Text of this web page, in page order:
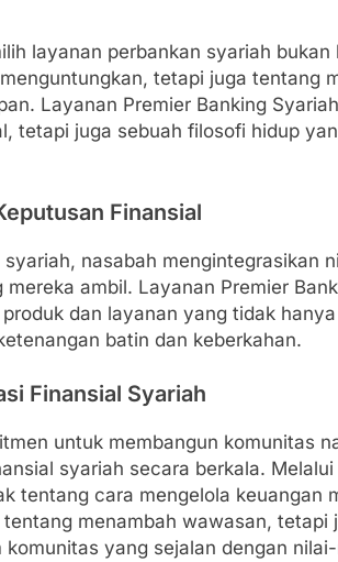
layanan perbankan syariah
tetapi juga tentang
Layanan Premier Banking
tetapi juga sebuah filosofi hidup
Finansial
nasabah mengintegrasikan
ambil. Layanan Premier
dan layanan yang tidak
batin dan keberkahan.
Finansial Syariah
untuk membangun komunitas
syariah secara berkala.
tentang cara mengelola keuangan
menambah wawasan, tetapi
komunitas yang sejalan dengan